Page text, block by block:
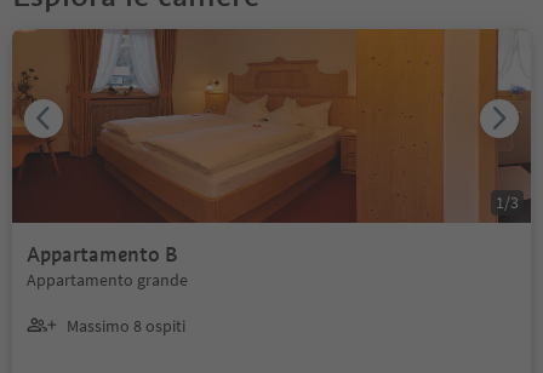
Appartamento B
Appartamento grande
Massimo 8 ospiti
1/3